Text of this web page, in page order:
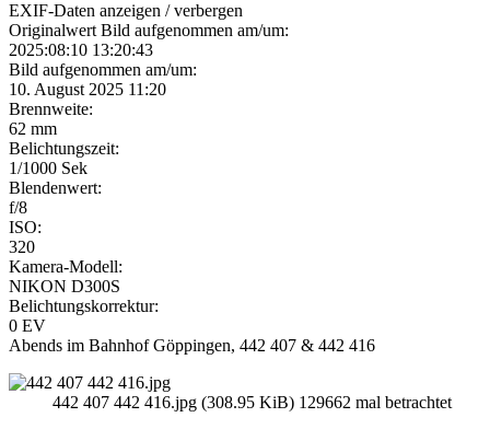
EXIF-Daten anzeigen / verbergen
Originalwert Bild aufgenommen am/um:
2025:08:10 13:20:43
Bild aufgenommen am/um:
10. August 2025 11:20
Brennweite:
62 mm
Belichtungszeit:
1/1000 Sek
Blendenwert:
f/8
ISO:
320
Kamera-Modell:
NIKON D300S
Belichtungskorrektur:
0 EV
Abends im Bahnhof Göppingen, 442 407 & 442 416
442 407 442 416.jpg (308.95 KiB) 129662 mal betrachtet